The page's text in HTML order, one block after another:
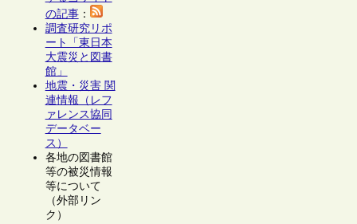
の記事：
調査研究リポ
ート「東日本
大震災と図書
館」
地震・災害 関
連情報（レフ
ァレンス協同
データベー
ス）
各地の図書館
等の被災情報
等について
（外部リン
ク）